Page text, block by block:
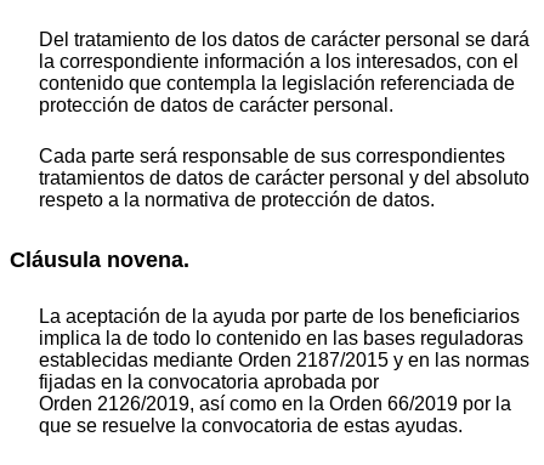
Del tratamiento de los datos de carácter personal se dará
la correspondiente información a los interesados, con el
contenido que contempla la legislación referenciada de
protección de datos de carácter personal.
Cada parte será responsable de sus correspondientes
tratamientos de datos de carácter personal y del absoluto
respeto a la normativa de protección de datos.
Cláusula novena.
La aceptación de la ayuda por parte de los beneficiarios
implica la de todo lo contenido en las bases reguladoras
establecidas mediante Orden 2187/2015 y en las normas
fijadas en la convocatoria aprobada por
Orden 2126/2019, así como en la Orden 66/2019 por la
que se resuelve la convocatoria de estas ayudas.